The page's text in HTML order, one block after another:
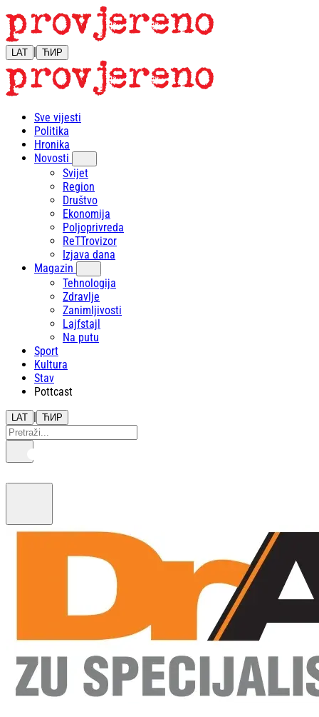
LAT | ЋИР
Sve vijesti
Politika
Hronika
Novosti
Svijet
Region
Društvo
Ekonomija
Poljoprivreda
ReTTrovizor
Izjava dana
Magazin
Tehnologija
Zdravlje
Zanimljivosti
Lajfstajl
Na putu
Sport
Kultura
Stav
Pottcast
LAT | ЋИР